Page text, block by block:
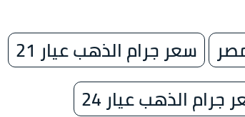
سعر جرام الذهب عيار 21
جرام الذهب عيار 24